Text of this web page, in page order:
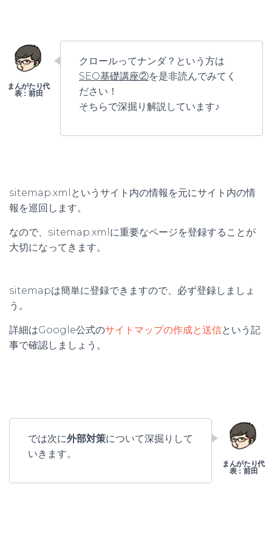
クロールってナンダ？という方は
SEO基礎講座②を是非読んでみてく
ださい！
そちらで深掘り解説しています♪
sitemap.xmlというサイト内の情報を元にサイト内の情
報を巡回します。
なので、sitemap.xmlに重要なページを登録することが
大切になってきます。
sitemapは簡単に登録できますので、必ず登録しましょ
う。
詳細はGoogle公式のサイトマップの作成と送信という記
事で確認しましょう。
では次に外部対策について深掘りして
いきます。